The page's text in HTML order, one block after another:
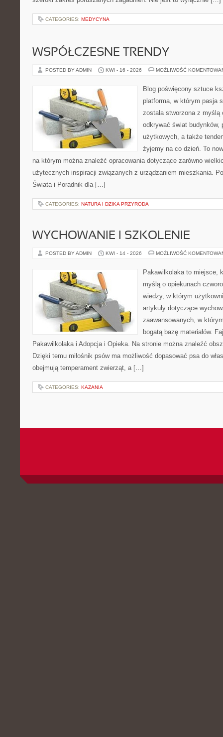
CATEGORIES: MEDYCYNA
WSPÓŁCZESNE TRENDY
POSTED BY ADMIN KWI - 16 - 2026 MOŻLIWOŚĆ
Blog poświęcony sztuce
platforma, w którym pasja
została stworzona z
odkrywać świat
użytkowych, a także
żyjemy na co dzień. To
na którym można znaleźć opracowania dotyczące zarówno
użytecznych inspiracji związanych z urządzaniem mieszkania.
Świata i Poradnik dla […]
CATEGORIES: NATURA I DZIKA PRZYRODA
WYCHOWANIE I SZKOLENIE
POSTED BY ADMIN KWI - 14 - 2026 MOŻLIWOŚĆ
Pakawilkolaka to miejsce,
myślą o opiekunach
wiedzy, w którym
artykuły dotyczące
zaawansowanych, w
bogatą bazę materiałów.
Pakawilkolaka i Adopcja i Opieka. Na stronie można znaleźć
Dzięki temu miłośnik psów ma możliwość dopasować psa do
obejmują temperament zwierząt, a […]
CATEGORIES: KAZANIA